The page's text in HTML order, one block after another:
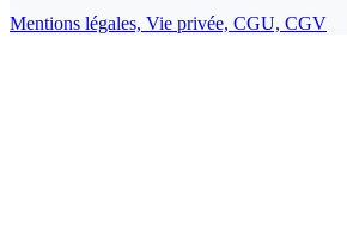
Mentions légales, Vie privée, CGU, CGV